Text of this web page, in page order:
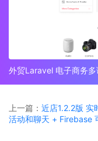
外贸Laravel 电子商务
上一篇： 近店1.2.2版 实
活动和聊天 + Firebase